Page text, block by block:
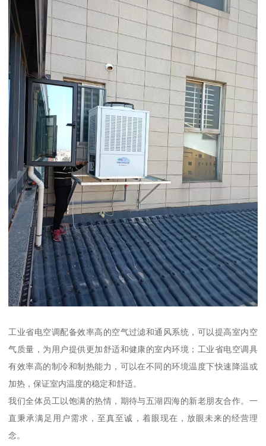
工业省电空调配备效率高的空气过滤和通风系统，可以提高室内空
气质量，为用户提供更加舒适和健康的室内环境；工业省电空调具
有效率高的制冷和制热能力，可以在不同的环境温度下快速降温或
加热，保证室内温度的稳定和舒适。
我们全体员工以饱满的热情，期待与五湖四海的新老朋友合作。一
直秉承满足用户需求，至真至诚，着眼现在，放眼未来的经营理
念。